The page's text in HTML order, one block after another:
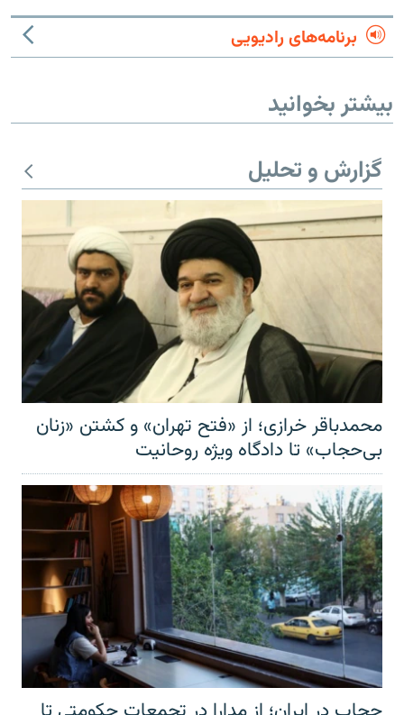
برنامه‌های رادیویی
بیشتر بخوانید
گزارش و تحلیل
محمدباقر خرازی؛ از «فتح تهران» و کشتن «زنان
بی‌حجاب» تا دادگاه ویژه روحانیت